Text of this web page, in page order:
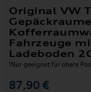
Original VW
Fahrzeuge
Ladeboden
!Nur geeignet für obere
87,90 €